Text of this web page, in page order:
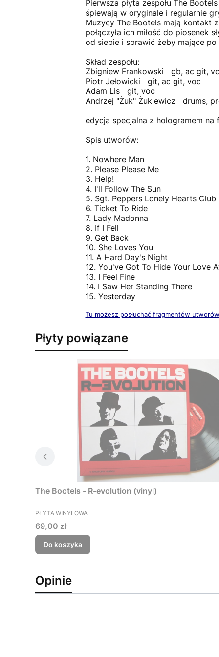
Pierwsza płyta zespołu The
śpiewają w oryginale i regularnie
Muzycy The Bootels mają kontakt
połączyła ich miłość do piosenek
od siebie i sprawić żeby mające
Skład zespołu:
Zbigniew Frankowski gb, ac git,
Piotr Jełowicki git, ac git, voc
Adam Lis git, voc
Andrzej "Żuk" Żukiewicz drums,
edycja specjalna z hologramem
Spis utworów:
1. Nowhere Man
2. Please Please Me
3. Help!
4. I'll Follow The Sun
5. Sgt. Peppers Lonely Hearts Club
6. Ticket To Ride
7. Lady Madonna
8. If I Fell
9. Get Back
10. She Loves You
11. A Hard Day's Night
12. You've Got To Hide Your Love
13. I Feel Fine
14. I Saw Her Standing There
15. Yesterday
Tu możesz posłuchać fragmentów utworów
Płyty powiązane
The Bootels - R-evolution (vinyl)
PRODUCENT
PŁYTA WINYLOWA
Cena
69,00 zł
Do koszyka
Opinie